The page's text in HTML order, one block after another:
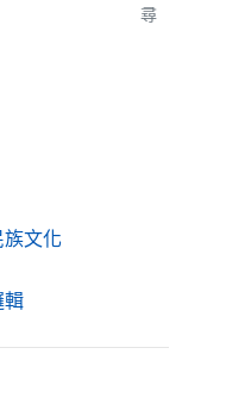
尋
族文化（另開新視窗）
輯（另開新視窗）